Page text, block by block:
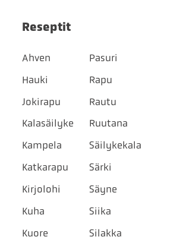
Reseptit
Ahven
Hauki
Jokirapu
Kalasäilyke
Kampela
Katkarapu
Kirjolohi
Kuha
Kuore
Pasuri
Rapu
Rautu
Ruutana
Säilykekala
Särki
Säyne
Siika
Silakka